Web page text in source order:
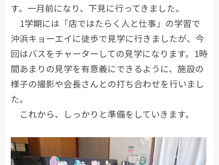
す。一月前になり、下見に行ってきました。
1学期には「店ではたらく人と仕事」の学習で
沖浜キョーエイに徒歩で見学に行きましたが、今
回はバスをチャーターしての見学になります。1時
間あまりの見学を有意義にできるように、施設の
様子の撮影や会長さんとの打ち合わせを行いまし
た。
これから、しっかりと準備をしていきます。